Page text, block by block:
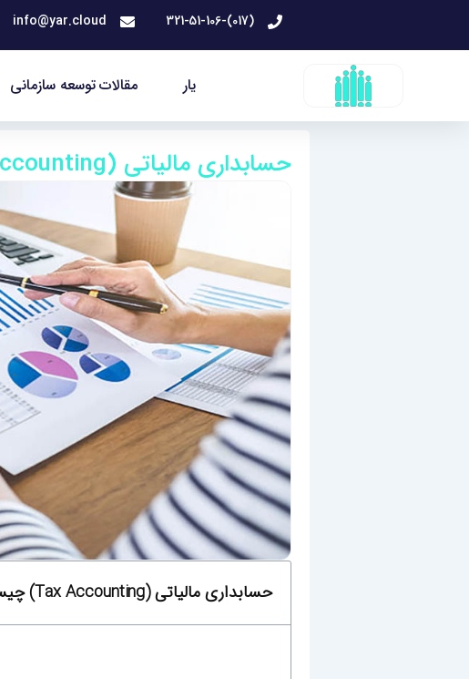
محتوا
(017)-321-51-106
info@yar.cloud
یار مقالات توسعه سازمانی
حسابداری مالیاتی (Tax Accounting) چیست؟
حسابداری مالیاتی (Tax Accounting) چیست؟